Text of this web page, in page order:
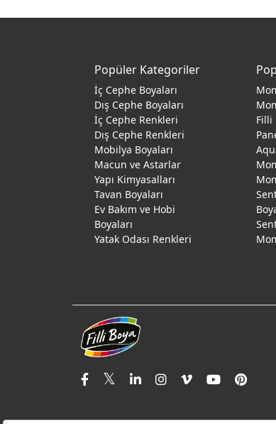
Popüler Kategoriler
İç Cephe Boyaları
Dış Cephe Boyaları
İç Cephe Renkleri
Dış Cephe Renkleri
Mobilya Boyaları
Macun ve Astarlar
Yapı Kimyasalları
Tavan Boyaları
Ev Bakım ve Hobi
Boyaları
Yatak Odası Renkleri
Filli